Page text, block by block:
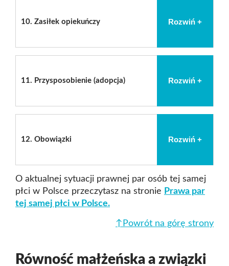
10. Zasiłek opiekuńczy Rozwiń +
11. Przysposobienie (adopcja) Rozwiń +
12. Obowiązki Rozwiń +
O aktualnej sytuacji prawnej par osób tej samej
płci w Polsce przeczytasz na stronie Prawa par
tej samej płci w Polsce.
↑Powrót na górę strony
Równość małżeńska a związki